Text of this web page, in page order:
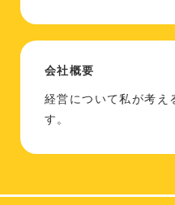
会社概要
経営について私が考え
す。